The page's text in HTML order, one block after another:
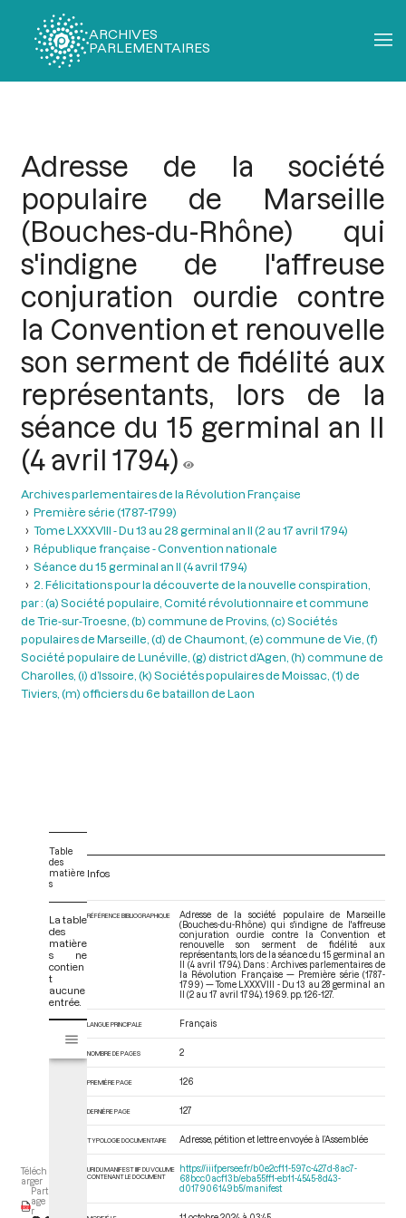
ARCHIVES
PARLEMENTAIRES
Adresse de la société
populaire de Marseille
(Bouches-du-Rhône) qui
s'indigne de l'affreuse
conjuration ourdie contre
la Convention et renouvelle
son serment de fidélité aux
représentants, lors de la
séance du 15 germinal an II
(4 avril 1794)
Archives parlementaires de la Révolution Française
Première série (1787-1799)
Tome LXXXVIII - Du 13 au 28 germinal an II (2 au 17 avril 1794)
République française - Convention nationale
Séance du 15 germinal an Il (4 avril 1794)
2. Félicitations pour la découverte de la nouvelle conspiration,
par : (a) Société populaire, Comité révolutionnaire et commune
de Trie-sur-Troesne, (b) commune de Provins, (c) Sociétés
populaires de Marseille, (d) de Chaumont, (e) commune de Vie, (f)
Société populaire de Lunéville, (g) district d’Agen, (h) commune de
Charolles, (i) d’Issoire, (k) Sociétés populaires de Moissac, (1) de
Tiviers, (m) officiers du 6e bataillon de Laon
Téléch
arger
Part
age
r
Table
des
matière
s
La table
des
matière
s ne
contien
t
aucune
entrée.
s
Tome LXXXVIII - Du 13 au 28 germinal an II (2 au 17 avril 1794)
Infos
RÉFÉRENCE BIBLIOGRAPHIQUE
Adresse de la société populaire de Marseille
(Bouches-du-Rhône) qui s'indigne de l'affreuse
conjuration ourdie contre la Convention et
renouvelle son serment de fidélité aux
représentants, lors de la séance du 15 germinal an
II (4 avril 1794). Dans : Archives parlementaires de
la Révolution Française — Première série (1787-
1799) — Tome LXXXVIII - Du 13 au 28 germinal an
II (2 au 17 avril 1794) . 1969. pp. 126-127.
LANGUE PRINCIPALE Français
NOMBRE DE PAGES 2
PREMIÈRE PAGE 126
DERNIÈRE PAGE 127
TYPOLOGIE DOCUMENTAIRE Adresse, pétition et lettre envoyée à l’Assemblée
URI DU MANIFEST IIIF DU VOLUME
CONTENANT LE DOCUMENT
https://iiif.persee.fr/b0e2cf11-597c-427d-8ac7-
68bcc0acf13b/eba55ff1-eb11-4545-8d43-
d017906149b5/manifest